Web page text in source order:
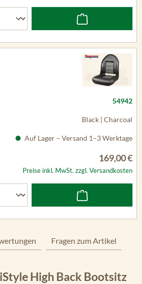
54942
Black | Charcoal
Auf Lager – Versand 1–3 Werktage
169,00 €
Preise inkl. MwSt. zzgl. Versandkosten
Fragen zum Artikel
High Back Bootsitz